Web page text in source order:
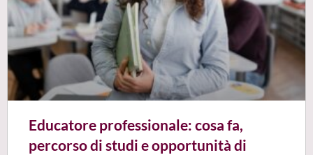
Educatore professionale: cosa fa,
percorso di studi e opportunità di